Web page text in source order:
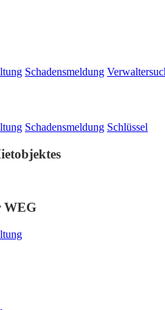
Schadensmeldung
Schadensmeldung Schlüssel
WEG